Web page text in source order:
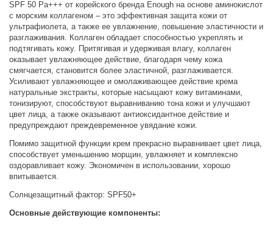
SPF 50 Pa+++ от корейского бренда Enough на основе аминокислот
с морским коллагеном – это эффективная защита кожи от
ультрафиолета, а также ее увлажнение, повышение эластичности и
разглаживания. Коллаген обладает способностью укреплять и
подтягивать кожу. Притягивая и удерживая влагу, коллаген
оказывает увлажняющее действие, благодаря чему кожа
смягчается, становится более эластичной, разглаживается.
Усиливают увлажняющее и омолаживающее действие крема
натуральные экстракты, которые насыщают кожу витаминами,
тонизируют, способствуют выравниванию тона кожи и улучшают
цвет лица, а также оказывают антиоксидантное действие и
предупреждают преждевременное увядание кожи.
Помимо защитной функции крем прекрасно выравнивает цвет лица,
способствует уменьшению морщин, увлажняет и комплексно
оздоравливает кожу. Экономичен в использовании, хорошо
впитывается.
Солнцезащитный фактор: SPF50+
Основные действующие компоненты: